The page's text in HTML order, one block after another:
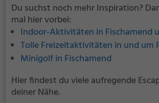
Du suchst noch mehr Inspiration?
mal hier vorbei:
Indoor-Aktivitäten in Fischamend
Tolle Freizeitaktivitäten in und um
Minigolf in Fischamend
Hier findest du viele aufregende
deiner Nähe.